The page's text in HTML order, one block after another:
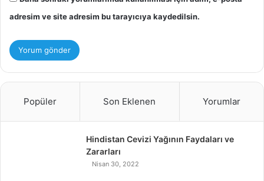
adresim ve site adresim bu tarayıcıya kaydedilsin.
Popüler Son Eklenen Yorumlar
Hindistan Cevizi Yağının Faydaları ve
Zararları
Nisan 30, 2022